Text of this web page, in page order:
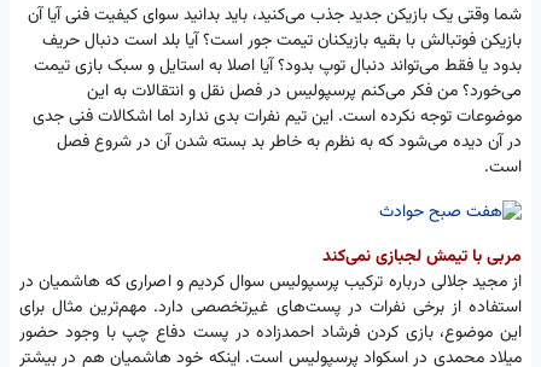
شما وقتی یک بازیکن جدید جذب می‌کنید، باید بدانید سوای کیفیت فنی آیا آن
بازیکن فوتبالش با بقیه بازیکنان تیمت جور است؟ آیا بلد است دنبال حریف
بدود یا فقط می‌تواند دنبال توپ بدود؟ آیا اصلا به استایل و سبک بازی تیمت
می‌خورد؟ من فکر می‌کنم پرسپولیس در فصل نقل و انتقالات به این
موضوعات توجه نکرده است. این تیم نفرات بدی ندارد اما اشکالات فنی جدی
در آن دیده می‌شود که به نظرم به خاطر بد بسته شدن آن در شروع فصل
است.
مربی با تیمش لجبازی نمی‌کند
از مجید جلالی درباره ترکیب پرسپولیس سوال کردیم و اصراری که هاشمیان در
استفاده از برخی نفرات در پست‌های غیرتخصصی دارد. مهم‌ترین مثال برای
این موضوع، بازی کردن فرشاد احمدزاده در پست دفاع چپ با وجود حضور
میلاد محمدی در اسکواد پرسپولیس است. اینکه خود هاشمیان هم در بیشتر